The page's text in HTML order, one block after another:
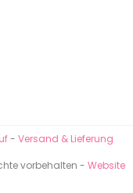
- Versand & Lieferung
vorbehalten - Website